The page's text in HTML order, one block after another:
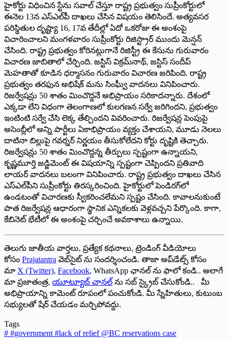
హైకోర్టు విధించిన స్టేను సవాల్‌ చేస్తూ రాష్ట్ర ప్రభుత్వం సుప్రీంకోర్టులో
ఈనెల 13న ఎస్‌ఎల్‌పీ దాఖలు చేసిన విషయం తెలిసిందే. అత్యవసర
పరిస్థితుల దృష్ట్యా 16, 17వ తేదీల్లో ఏదో ఒకరోజు ఈ అంశంపై
విచారించాలని మంగళవారం సుప్రీంకోర్టు రిజిస్ట్రార్‌ ముందు మెన్షన్‌
చేసింది. రాష్ట్ర ప్రభుత్వం కోరినట్లుగానే రిజిస్ట్రీ ఈ కేసును గురువారం
విచారణ జాబితాలో చేర్చింది. జస్టిస్‌ విక్రమ్‌నాథ్‌, జస్టిస్‌ సందీప్‌
మెహతాతో కూడిన ధర్మాసనం గురువారం విచారణ జరిపింది. రాష్ట్ర
ప్రభుత్వం తరఫున అభిషేక్‌ మను సింఫ్వీు వాదనలు వినిపించారు.
రిజర్వేషన్లు 50 శాతం మించొద్దనే అభిప్రాయం సరికాదన్నారు. దేశంలో
ఎక్కడా లేని విధంగా తెలంగాణలో కులగణన సర్వే జరిగిందని, ప్రభుత్వం
ఇంటింటి సర్వే చేసి లెక్క తేల్చిందని వివరించారు. రిజర్వేషన్ల పెంపుపై
అసెంబ్లీలో అన్ని పార్టీలు ఏకాభిప్రాయం వ్యక్తం చేశాయని, మూడు నెలలు
దాటినా బిల్లుపై గవర్నర్‌ నిర్ణయం తీసుకోలేదని కోర్టు దృష్టికి తెచ్చారు.
రిజర్వేషన్లు 50 శాతం మించొద్దన్న తీర్పులు స్పష్టంగా ఉన్నాయని,
కృష్ణమూర్తి జడ్జిమెంట్‌ ఈ విషయాన్ని స్పష్టంగా చెప్పిందని ప్రతివాది
లాయర్‌ వాదనలు బలంగా వినిపించారు. రాష్ట్ర ప్రభుత్వం దాఖలు చేసిన
ఎస్‌ఎల్‌పీని సుప్రీంకోర్టు తిరస్కరించింది. హైకోర్టులో పెండిరగ్‌లో
ఉండటంతో విచారణకు స్వీకరించలేమని స్పష్టం చేసింది. కావాలనుకుంటే
పాత రిజర్వేషన్ల ఆధారంగా స్థానిక ఎన్నికలకు వెళ్లవచ్చని పేర్కొంది. కాగా,
కేబినెట్‌ భేటీలో ఈ అంశంపై చర్చించే అవకాశాలు ఉన్నాయి.
తెలుగు జాతీయ వార్తలు, ప్రత్యేక కథనాలు, ట్రెండింగ్ వీడియోలు
కోసం Prajatantra వెబ్‌సైట్ ను సందర్శించండి. తాజా అప్‌డేట్స్ కోసం
మా X (Twitter), Facebook, WhatsApp ఛానల్ ను ఫాలో కండి.. అలాగే
మా ప్రజాతంత్ర, యూట్యూబ్ చానల్ ను సబ్ స్క్రైబ్ చేసుకోండి.. మీ
అభిప్రాయాన్ని కామెంట్ రూపంలో పంచుకోండి. మీ స్నేహితులు, కుటుంబ
సభ్యులతో షేర్ చేయడం మర్చిపోవద్దు.
Tags
# #government #lack of relief @BC reservations case